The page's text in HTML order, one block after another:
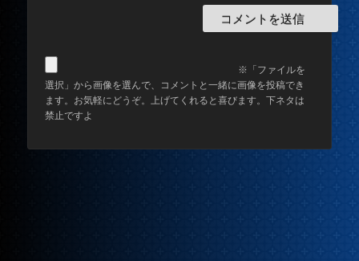
※「ファイルを
選択」から画像を選んで、コメントと一緒に画像を投稿でき
ます。お気軽にどうぞ。上げてくれると喜びます。下ネタは
禁止ですよ